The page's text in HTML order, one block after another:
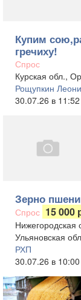
Купим
гречиху!
Спрос
Курская обл.,
Рощупкин
30.07.26 в 11:52
Зерно
Спрос 15 000
Нижегородская
Ульяновская
РХП
30.07.26 в 10:00